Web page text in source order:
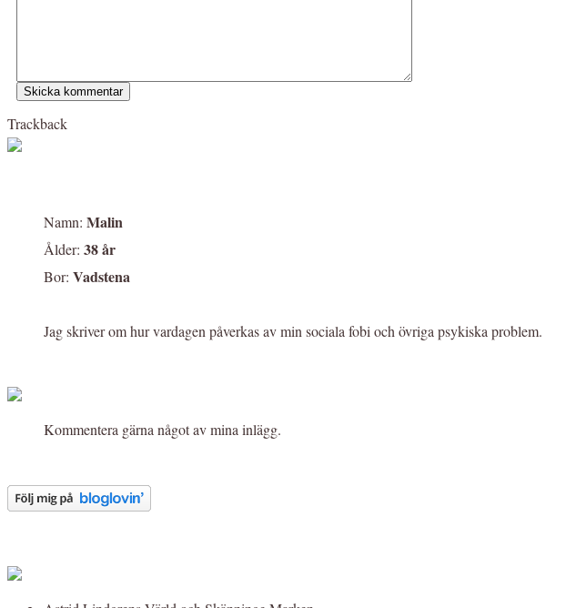
Trackback
Namn: Malin
Ålder: 38 år
Bor: Vadstena
Jag skriver om hur vardagen påverkas av min sociala fobi och övriga psykiska problem.
Kommentera gärna något av mina inlägg.